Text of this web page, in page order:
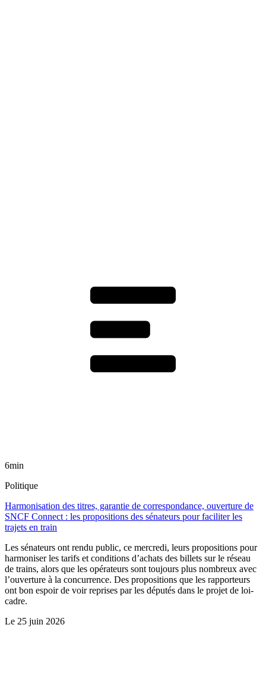
6min
Politique
Harmonisation des titres, garantie de correspondance, ouverture de
SNCF Connect : les propositions des sénateurs pour faciliter les
trajets en train
Les sénateurs ont rendu public, ce mercredi, leurs propositions pour
harmoniser les tarifs et conditions d’achats des billets sur le réseau
de trains, alors que les opérateurs sont toujours plus nombreux avec
l’ouverture à la concurrence. Des propositions que les rapporteurs
ont bon espoir de voir reprises par les députés dans le projet de loi-
cadre.
Le 25 juin 2026